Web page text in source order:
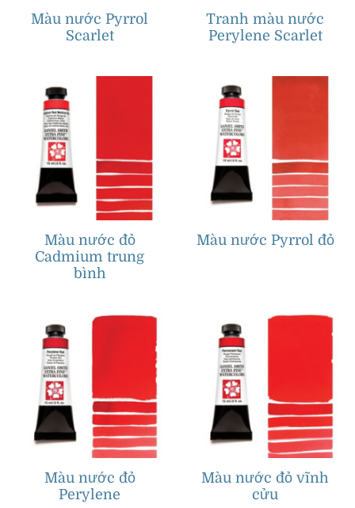
Màu nước Pyrrol
Scarlet
Tranh màu nước
Perylene Scarlet
Màu nước đỏ
Cadmium trung
bình
Màu nước Pyrrol đỏ
Màu nước đỏ
Perylene
Màu nước đỏ vĩnh
cửu